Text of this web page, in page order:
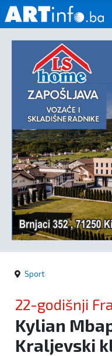
Početna
Vijesti
Sport
Kultura
Crna
kronika
Politika
Sport
22-godišnji
Kylian
Kraljevski